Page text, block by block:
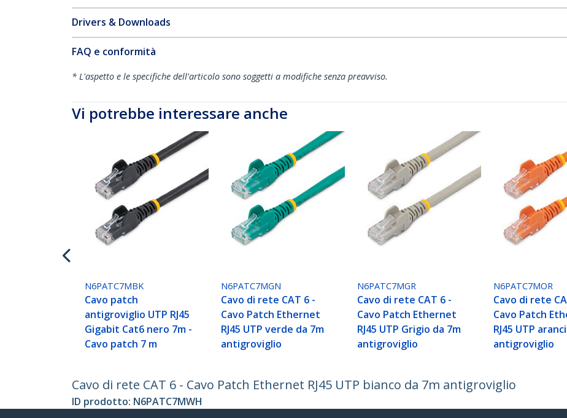
Drivers & Downloads
FAQ e conformità
* L'aspetto e le specifiche dell'articolo sono soggetti a modifiche senza preavviso.
Vi potrebbe interessare anche
N6PATC7MBK
Cavo patch
antigroviglio UTP RJ45
Gigabit Cat6 nero 7m -
Cavo patch 7 m
N6PATC7MGN
Cavo di rete CAT 6 -
Cavo Patch Ethernet
RJ45 UTP verde da 7m
antigroviglio
N6PATC7MGR
Cavo di rete CAT 6 -
Cavo Patch Ethernet
RJ45 UTP Grigio da 7m
antigroviglio
N6PATC7MOR
Cavo di rete
Cavo Patch
RJ45 UTP
antigroviglio
Cavo di rete CAT 6 - Cavo Patch Ethernet RJ45 UTP bianco da 7m antigroviglio
ID prodotto: N6PATC7MWH